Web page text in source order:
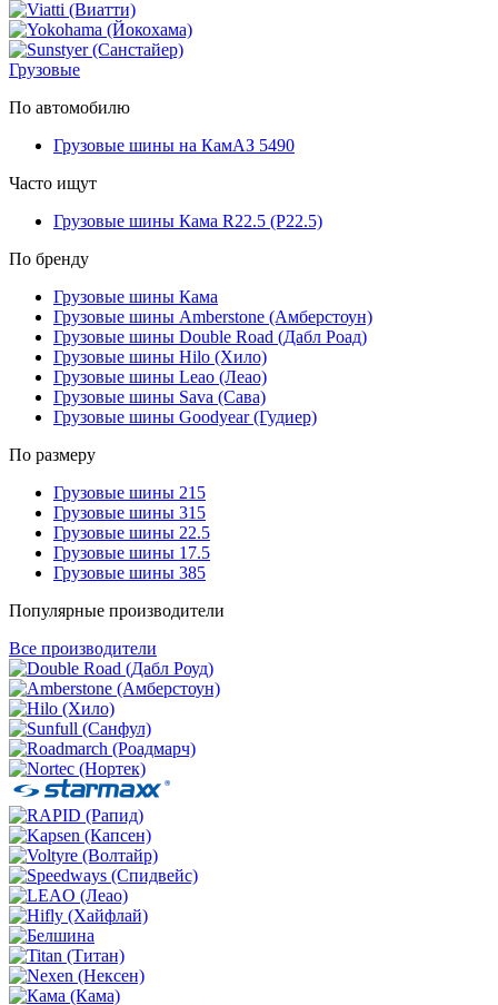
Грузовые
По автомобилю
Грузовые шины на КамАЗ 5490
Часто ищут
Грузовые шины Кама R22.5 (Р22.5)
По бренду
Грузовые шины Кама
Грузовые шины Amberstone (Амберстоун)
Грузовые шины Double Road (Дабл Роад)
Грузовые шины Hilo (Хило)
Грузовые шины Leao (Леао)
Грузовые шины Sava (Сава)
Грузовые шины Goodyear (Гудиер)
По размеру
Грузовые шины 215
Грузовые шины 315
Грузовые шины 22.5
Грузовые шины 17.5
Грузовые шины 385
Популярные производители
Все производители